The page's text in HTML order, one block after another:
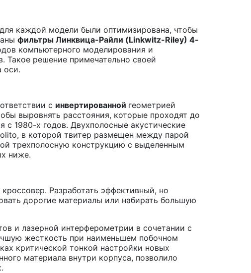
каждой модели были оптимизирована, чтобы
фильтры Линквица-Райли (Linkwitz-Riley) 4-
компьютерного моделирования и
Такое решение примечательно своей
оси.
с инвертированной геометрией
выровнять расстояния, которые проходят до
с 1980-х годов. Двухполосные акустические
в которой твитер размещен между парой
трехполосную конструкцию с выделенным
ниже.
Разработать эффективный, но
дорогие материалы или набирать большую
и лазерной интерферометрии в сочетании с
жесткость при наименьшем побочном
критической тонкой настройки новых
материала внутри корпуса, позволило